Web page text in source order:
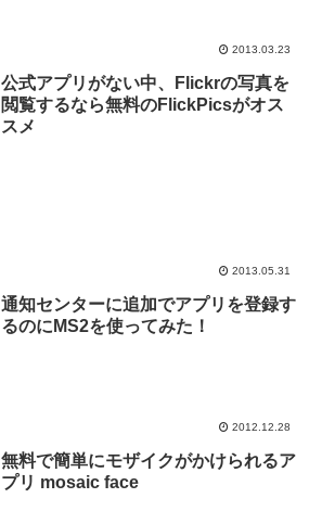
2013.03.23
公式アプリがない中、Flickrの写真を
閲覧するなら無料のFlickPicsがオス
スメ
2013.05.31
通知センターに追加でアプリを登録す
るのにMS2を使ってみた！
2012.12.28
無料で簡単にモザイクがかけられるア
プリ mosaic face